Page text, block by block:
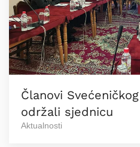
Članovi
održali sjednicu
Aktualnosti